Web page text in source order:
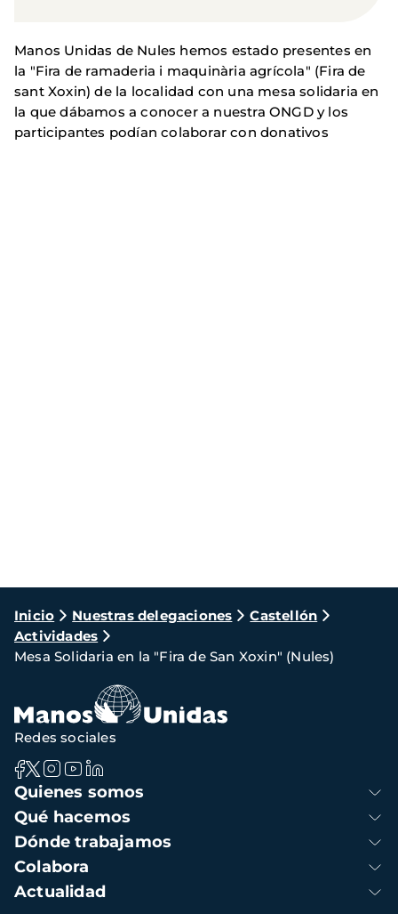
Manos Unidas de Nules hemos estado presentes en
la "Fira de ramaderia i maquinària agrícola" (Fira de
sant Xoxin) de la localidad con una mesa solidaria en
la que dábamos a conocer a nuestra ONGD y los
participantes podían colaborar con donativos
Ruta
de
navegación
Inicio Nuestras delegaciones
Castellón
Actividades
Mesa Solidaria en la "Fira de San Xoxin" (Nules)
Navegación
principal
Quienes somos
Qué hacemos
Dónde trabajamos
Colabora
Actualidad
Redes sociales